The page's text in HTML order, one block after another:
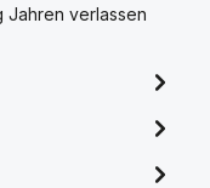
Jahren verlassen